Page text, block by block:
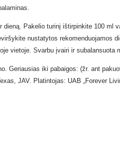
dieną. Pakelio turinį ištirpinkite 100 ml
nustatytos rekomenduojamos
vietoje. Svarbu įvairi ir subalansuota
Geriausias iki pabaigos: (žr. ant
JAV. Platintojas: UAB „Forever